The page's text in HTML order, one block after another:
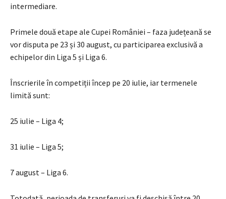
intermediare.
Primele două etape ale Cupei României – faza județeană se
vor disputa pe 23 și 30 august, cu participarea exclusivă a
echipelor din Liga 5 și Liga 6.
Înscrierile în competiții încep pe 20 iulie, iar termenele
limită sunt:
25 iulie – Liga 4;
31 iulie – Liga 5;
7 august – Liga 6.